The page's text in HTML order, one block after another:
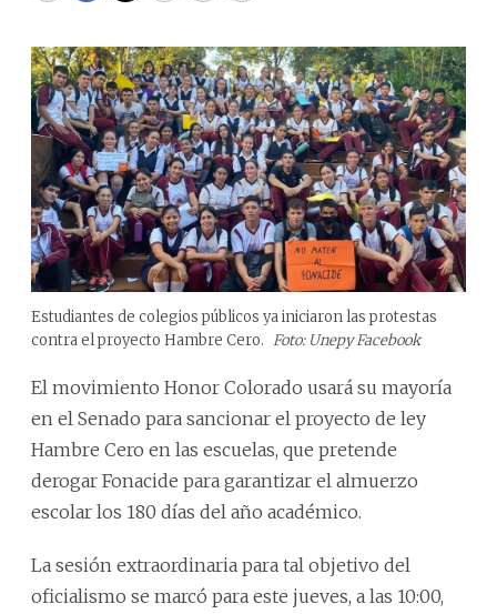
Estudiantes de colegios públicos ya iniciaron las protestas
contra el proyecto Hambre Cero. Foto: Unepy Facebook
El movimiento Honor Colorado usará su mayoría
en el Senado para sancionar el proyecto de ley
Hambre Cero en las escuelas, que pretende
derogar Fonacide para garantizar el almuerzo
escolar los 180 días del año académico.
La sesión extraordinaria para tal objetivo del
oficialismo se marcó para este jueves, a las 10:00,